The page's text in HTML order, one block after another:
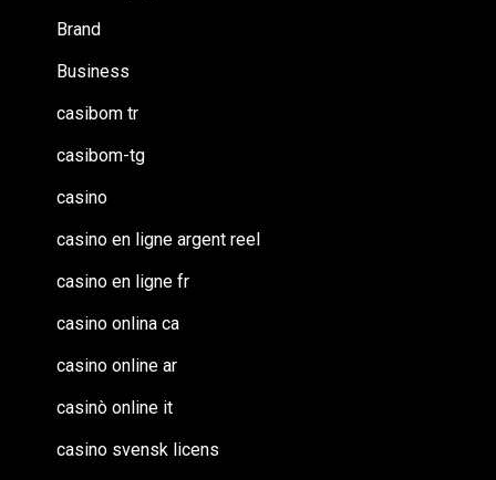
Brand
Business
casibom tr
casibom-tg
casino
casino en ligne argent reel
casino en ligne fr
casino onlina ca
casino online ar
casinò online it
casino svensk licens